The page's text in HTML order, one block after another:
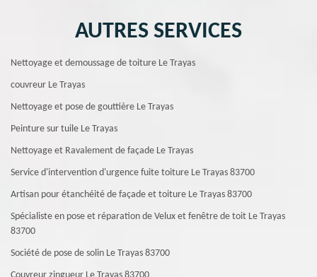
AUTRES SERVICES
Nettoyage et demoussage de toiture Le Trayas
couvreur Le Trayas
Nettoyage et pose de gouttière Le Trayas
Peinture sur tuile Le Trayas
Nettoyage et Ravalement de façade Le Trayas
Service d'intervention d'urgence fuite toiture Le Trayas 83700
Artisan pour étanchéité de façade et toiture Le Trayas 83700
Spécialiste en pose et réparation de Velux et fenêtre de toit Le Trayas
83700
Société de pose de solin Le Trayas 83700